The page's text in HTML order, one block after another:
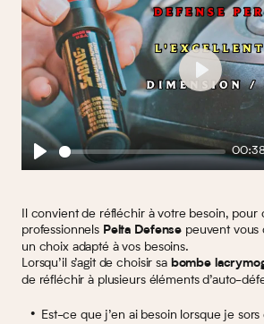
Play
Il convient de réfléchir à votre besoin, pour
professionnels Pelta Defense peuvent vous
un choix adapté à vos besoins.
Lorsqu’il s’agit de choisir sa bombe
de réfléchir à plusieurs éléments d’auto-
Est-ce que j’en ai besoin lorsque je